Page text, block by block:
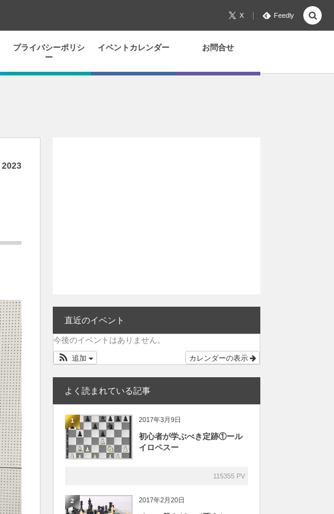
X Feedly
プライバシーポリシ
ー
イベントカレンダー お問合せ
2023
直近のイベント
今後のイベントはありません。
カレンダーの表示
追加
よく読まれている記事
1 2017年3月9日
初心者が学ぶべき定跡①ール
イロペスー
115355 PV
2 2017年2月20日